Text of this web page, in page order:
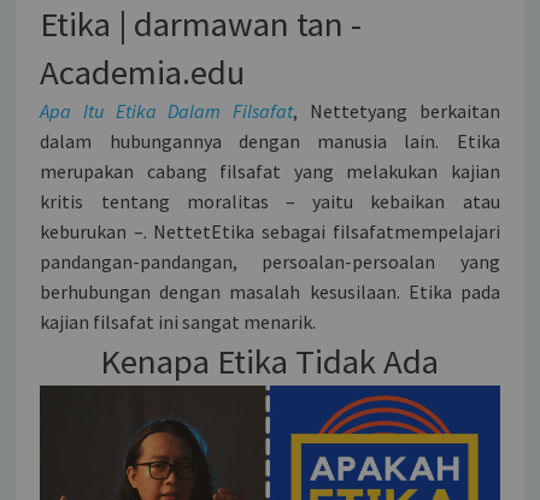
Etika | darmawan tan -
Academia.edu
Apa Itu Etika Dalam Filsafat, Nettetyang berkaitan
dalam hubungannya dengan manusia lain. Etika
merupakan cabang filsafat yang melakukan kajian
kritis tentang moralitas – yaitu kebaikan atau
keburukan –. NettetEtika sebagai filsafatmempelajari
pandangan-pandangan, persoalan-persoalan yang
berhubungan dengan masalah kesusilaan. Etika pada
kajian filsafat ini sangat menarik.
Kenapa Etika Tidak Ada